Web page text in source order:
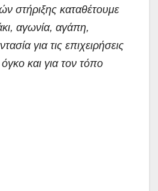
στήριξης καταθέτουμε
αγωνία, αγάπη,
για τις επιχειρήσεις
και για τον τόπο